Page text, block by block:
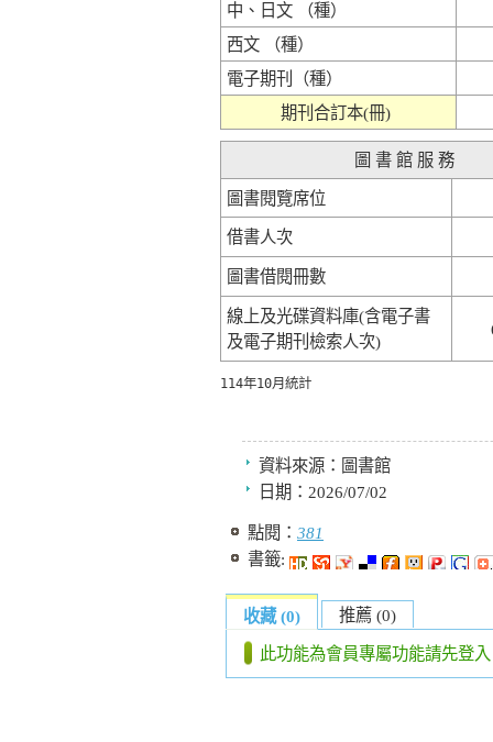
中、日文 （種）
西文 （種）
電子期刊（種）
期刊合訂本(冊)
圖 書 館 服 務
圖書閱覽席位
借書人次
圖書借閱冊數
線上及光碟資料庫(含電子書
及電子期刊檢索人次)
114年10月統計
資料來源： 圖書館
日期： 2026/07/02
點閱： 381
書籤:
收藏 (0) 推薦 (0)
此功能為會員專屬功能請先登入